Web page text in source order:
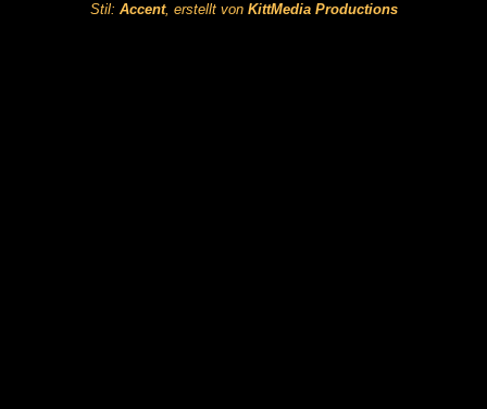
Stil: Accent, erstellt von KittMedia Productions